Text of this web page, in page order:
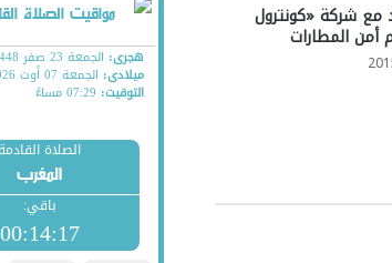
مع شركة «كونترول
أمن المطارات